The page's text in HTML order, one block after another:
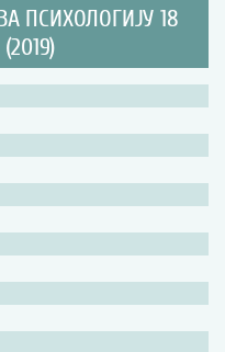
дела
ПСИХОЛОГИЈУ 18
(2019)